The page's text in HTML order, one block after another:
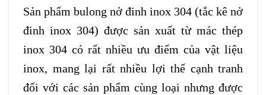
Sản phẩm bulong nở đinh inox 304 (tắc kê nở
đinh inox 304) được sản xuất từ mác thép
inox 304 có rất nhiều ưu điểm của vật liệu
inox, mang lại rất nhiều lợi thế cạnh tranh
đối với các sản phẩm cùng loại nhưng được